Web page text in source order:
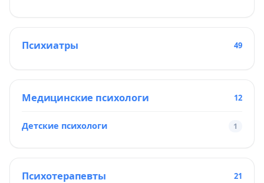
Психиатры 49
Медицинские психологи 12
Детские психологи 1
Психотерапевты 21